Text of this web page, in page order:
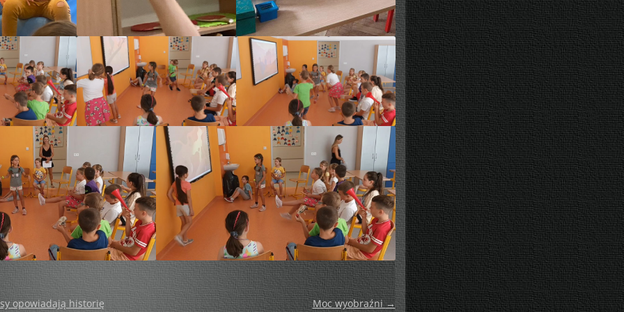
TRZY RAZY 18 – RAJZY PO
STOLICY
WYGRANE WAKACJE…!
WYSTAWA
OKAPI – CZYLI ZMIESZANIE.
FESTIWAL
ODWAŻ SIĘ BYĆ MĄDRYM!
ODWAŻ SIĘ BYĆ MĄDRZEJSZYM!
INSTALACJE – INSPIRACJE
WILANÓW ŚWIATŁEM MALOWANY
KÓŁKO I KRZYŻYK W SZTUCE
ODWAŻ SIĘ BYĆ MĄDRZEJSZYM!
opowiadają historię Moc wyobraźni→